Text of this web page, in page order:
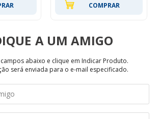
COMPRAR
abaixo e clique em Indicar Produto.
será enviada para o e-mail especificado.